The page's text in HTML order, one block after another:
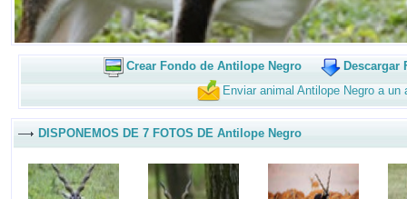
Crear Fondo de Antilope Negro
Descargar
Enviar animal Antilope Negro a un
DISPONEMOS DE 7 FOTOS DE Antilope Negro